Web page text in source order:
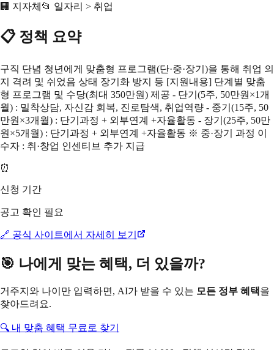
🏢 지자체 📂 일자리 > 취업
📋 정책 요약
구직 단념 청년에게 맞춤형 프로그램(단·중·장기)을 통해 취업 의
지 격려 및 쉬었음 상태 장기화 방지 등 [지원내용] 단계별 맞춤
형 프로그램 및 수당(최대 350만원) 제공 - 단기(5주, 50만원×1개
월) : 밀착상담, 자신감 회복, 진로탐색, 취업역량 - 중기(15주, 50
만원×3개월) : 단기과정 + 외부연계 +자율활동 - 장기(25주, 50만
원×5개월) : 단기과정 + 외부연계 +자율활동 ※ 중·장기 과정 이
수자 : 취·창업 인센티브 추가 지급
⏰
신청 기간
공고 확인 필요
🔗 공식 사이트에서 자세히 보기
🎯 나에게 맞는 혜택, 더 있을까?
거주지와 나이만 입력하면, AI가 받을 수 있는 모든 정부 혜택을
찾아드려요.
🔍 내 맞춤 혜택 무료로 찾기